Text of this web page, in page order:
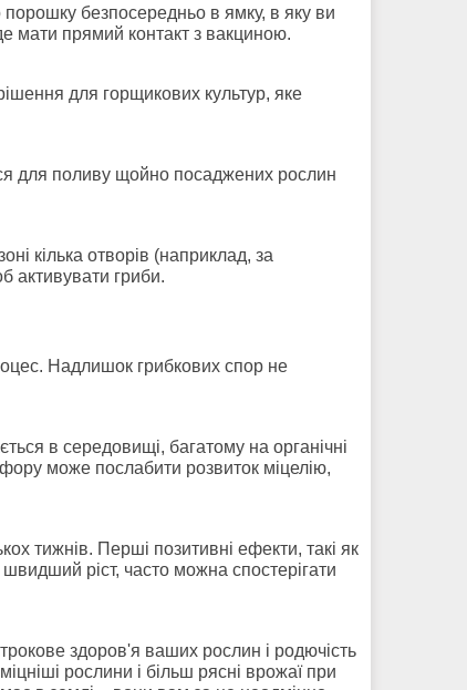
порошку безпосередньо в ямку, в яку ви
мати прямий контакт з вакциною.
для горщикових культур, яке
для поливу щойно посаджених рослин
кілька отворів (наприклад, за
активувати гриби.
Надлишок грибкових спор не
в середовищі, багатому на органічні
може послабити розвиток міцелію,
тижнів. Перші позитивні ефекти, такі як
ріст, часто можна спостерігати
здоров'я ваших рослин і родючість
рослини і більш рясні врожаї при